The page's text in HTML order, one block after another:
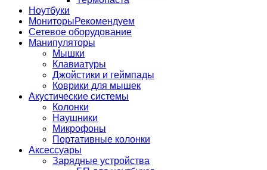
Ноутбуки
МониторыРекомендуем
Сетевое оборудование
Манипуляторы
Мышки
Клавиатуры
Джойстики и геймпады
Коврики для мышек
Акустические системы
Колонки
Наушники
Микрофоны
Портативные колонки
Аксессуары
Зарядные устройства